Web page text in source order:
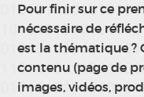
Pour finir sur ce
nécessaire de
est la thématique ?
contenu (page de
images, vidéos,